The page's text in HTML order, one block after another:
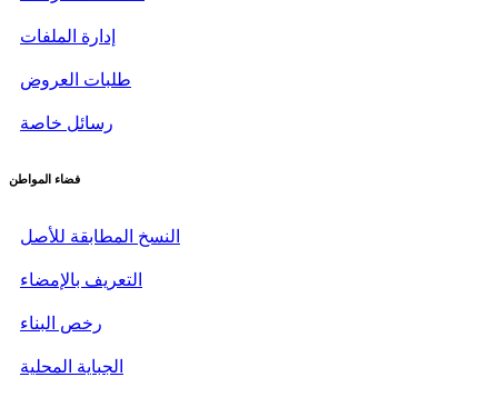
إدارة الملفات
طلبات العروض
رسائل خاصة
فضاء المواطن
النسخ المطابقة للأصل
التعريف بالإمضاء
رخص البناء
الجباية المحلية